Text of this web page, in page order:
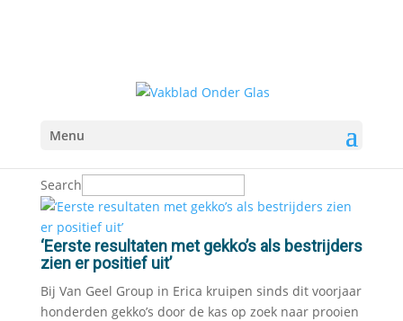
Menu
Search
‘Eerste resultaten met gekko’s als bestrijders
zien er positief uit’
Bij Van Geel Group in Erica kruipen sinds dit voorjaar
honderden gekko’s door de kas op zoek naar prooien